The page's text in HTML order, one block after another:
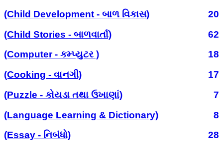
(Child Development - બાળ વિકાસ)
20
(Child Stories - બાળવાર્તા)
62
(Computer - કમ્પ્યુટર )
18
(Cooking - વાનગી)
17
(Puzzle - કોયડા તથા ઉખાણાં)
7
(Language Learning & Dictionary)
8
(Essay - નિબંધો)
28